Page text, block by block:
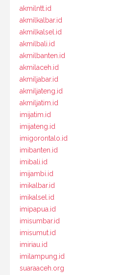
akmilntt.id
akmilkalbar.id
akmilkalsel.id
akmilbali.id
akmilbanten.id
akmilaceh.id
akmiljabar.id
akmiljateng.id
akmiljatim.id
imijatim.id
imijateng.id
imigorontalo.id
imibanten.id
imibali.id
imijambi.id
imikalbar.id
imikalsel.id
imipapua.id
imisumbar.id
imisumut.id
imiriau.id
imilampung.id
suaraaceh.org